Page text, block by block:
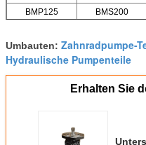
BMP125
BMS200
Umbauten: Zahnradpumpe-
Hydraulische Pumpenteile
Erhalten Sie